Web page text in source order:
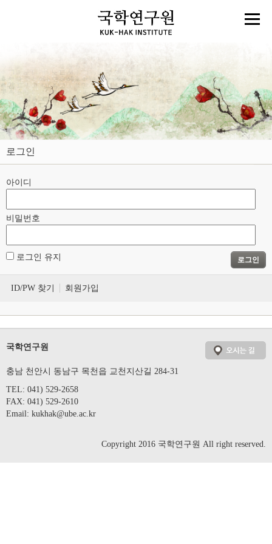
로그인
아이디
비밀번호
로그인 유지 로그인
ID/PW 찾기 회원가입
국학연구원
충남 천안시 동남구 목천읍 교천지산길 284-31
TEL: 041) 529-2658
FAX: 041) 529-2610
Email: kukhak@ube.ac.kr
Copyright 2016 국학연구원 All right reserved.